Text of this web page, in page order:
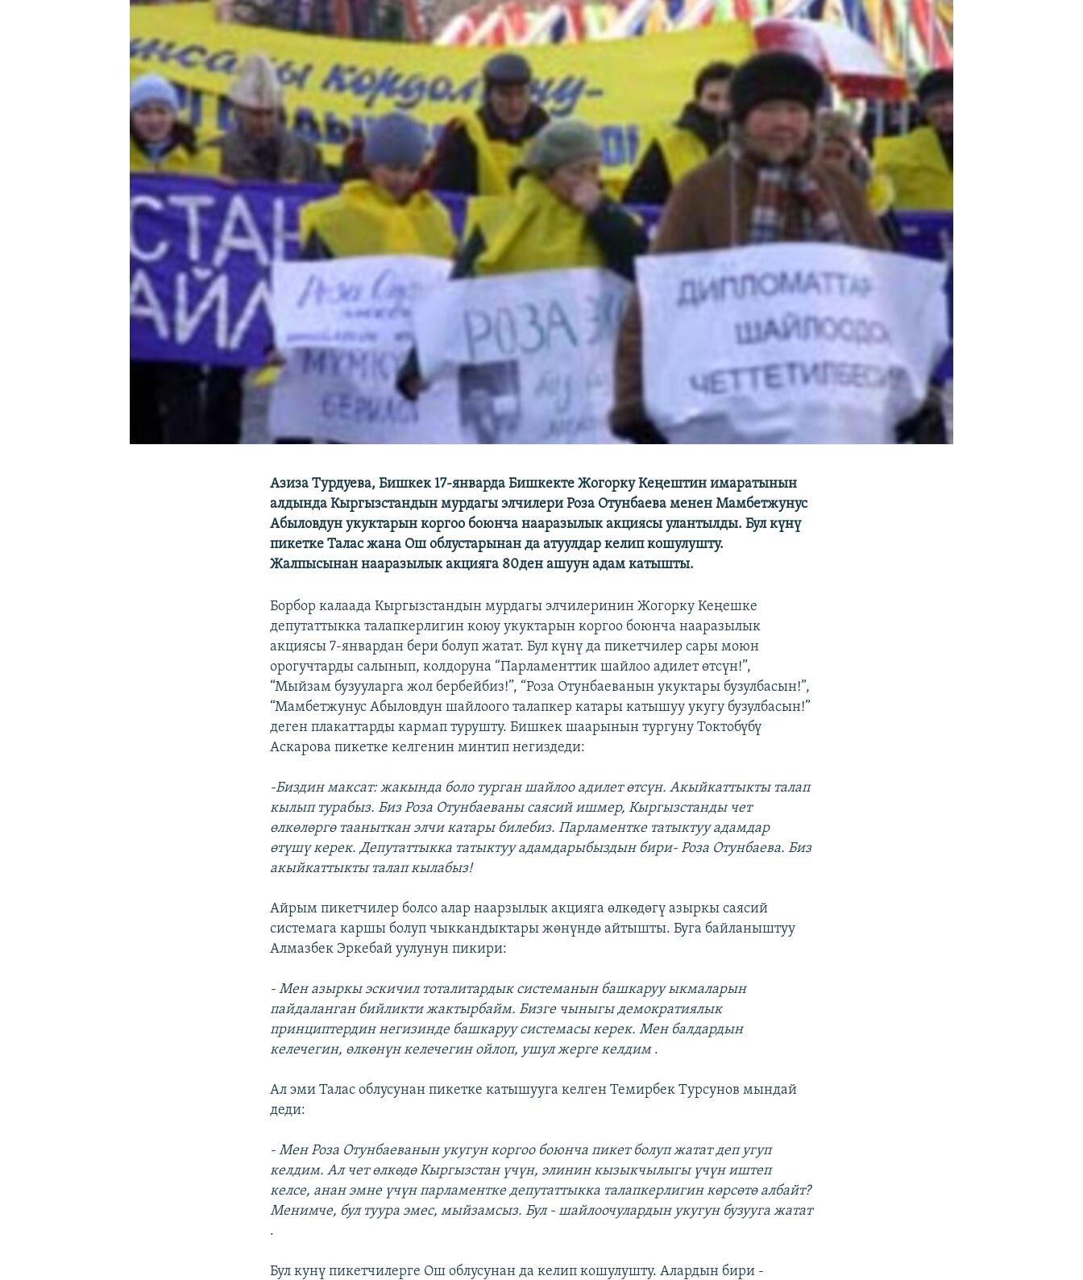
ЫҢГАЙСЫЗ СУРООЛОР
Азиза Турдуева, Бишкек 17-январда Бишкекте Жогорку Кеңештин имаратынын
алдында Кыргызстандын мурдагы элчилери Роза Отунбаева менен Мамбетжунус
Абыловдун укуктарын коргоо боюнча нааразылык акциясы улантылды. Бул күнү
пикетке Талас жана Ош облустарынан да атуулдар келип кошулушту.
Жалпысынан нааразылык акцияга 80ден ашуун адам катышты.
Борбор калаада Кыргызстандын мурдагы элчилеринин Жогорку Кеңешке
депутаттыкка талапкерлигин коюу укуктарын коргоо боюнча нааразылык
акциясы 7-январдан бери болуп жатат. Бул күнү да пикетчилер сары моюн
орогучтарды салынып, колдоруна “Парламенттик шайлоо адилет өтсүн!”,
“Мыйзам бузууларга жол бербейбиз!”, “Роза Отунбаеванын укуктары бузулбасын!”,
“Мамбетжунус Абыловдун шайлоого талапкер катары катышуу укугу бузулбасын!”
деген плакаттарды кармап турушту. Бишкек шаарынын тургуну Токтобүбү
Аскарова пикетке келгенин минтип негиздеди:
-Биздин максат: жакында боло турган шайлоо адилет өтсүн. Акыйкаттыкты талап
кылып турабыз. Биз Роза Отунбаеваны саясий ишмер, Кыргызстанды чет
өлкөлөргө тааныткан элчи катары билебиз. Парламентке татыктуу адамдар
өтүшү керек. Депутаттыкка татыктуу адамдарыбыздын бири- Роза Отунбаева. Биз
акыйкаттыкты талап кылабыз!
Айрым пикетчилер болсо алар наарзылык акцияга өлкөдөгү азыркы саясий
системага каршы болуп чыккандыктары жөнүндө айтышты. Буга байланыштуу
Алмазбек Эркебай уулунун пикири:
- Мен азыркы эскичил тоталитардык системанын башкаруу ыкмаларын
пайдаланган бийликти жактырбайм. Бизге чыныгы демократиялык
принциптердин негизинде башкаруу системасы керек. Мен балдардын
келечегин, өлкөнүн келечегин ойлоп, ушул жерге келдим .
Ал эми Талас облусунан пикетке катышууга келген Темирбек Турсунов мындай
деди:
- Мен Роза Отунбаеванын укугун коргоо боюнча пикет болуп жатат деп угуп
келдим. Ал чет өлкөдө Кыргызстан үчүн, элинин кызыкчылыгы үчүн иштеп
келсе, анан эмне үчүн парламентке депутаттыкка талапкерлигин көрсөтө албайт?
Менимче, бул туура эмес, мыйзамсыз. Бул - шайлоочулардын укугун бузууга жатат
.
Бул кунү пикетчилерге Ош облусунан да келип кошулушту. Алардын бири -